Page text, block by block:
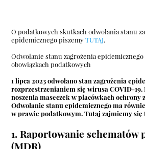
O podatkowych skutkach odwołania stanu
epidemicznego piszemy TUTAJ.
Odwołanie stanu zagrożenia epidemicznego
obowiązkach podatkowych
1 lipca 2023 odwołano stan zagrożenia
rozprzestrzenianiem się wirusa COVID-19.
noszenia maseczek w placówkach ochrony
Odwołanie stanu epidemicznego ma
w prawie podatkowym. Tutaj zajmiemy
1. Raportowanie schematów
(MDR)